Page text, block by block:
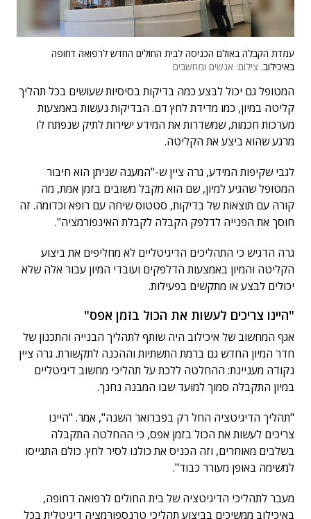
עמדת הקבלה באולם הכניסה לבית החולים החדש לרפואה דחופה
באיכילוב. צילום: אנשים ומחשבים
המטופל גם יכול לבצע כמה בדיקות בסיסיות שעושים בכל תהליך
קליטה במיון, כמו מדידת לחץ דם. הבדיקות נעשות באמצעות
מערכות חכמות, שמשדרות את המידע ישירות לתיק שנפתח לו
מרגע שהוא ביצע את הקליטה.
לגבי שקיפות המידע, גרה ציין ש-"המענה שניתן הוא חיבור
המטופל שהגיע למיון, שם הוא מקבל משובים בזמן אמת, מה
קורה עם תוצאות של בדיקות, סטטוס שיחה עם רופא וכדומה. זה
חוסך את הפנייה לדלפק הקבלה לקבלת האינפורמציה".
גרה הדגיש כי התהליכים הדיגיטליים לא מחליפים את ביצוע
הקליטה והמיון באמצעות הדלפקים ועובדי המיון עבור אלה שלא
יכולים לבצע או מתקשים בפעילות.
"היינו צריכים לעשות את הכול בזמן אפס"
אגף המחשוב של איכילוב היה שותף לתהליך הבנייה והתכנון של
חדר המיון החדש גם ברמת התשתיות וההכנה לתקשורת. גרה ציין
נקודה מעניינת: ההחלטה ללכת על תהליכי מחשוב דיגיטליים
במיון התקבלה סמוך למועד שבו המבנה נחנך.
"תהליך הדיגיטציה החל רק בפברואר השנה", אמר. "היינו
צריכים לעשות את הכול בזמן אפס, כי ההחלטה התקבלה
בשלבים מאוחרים, וזה הכניס את כולנו לסיר לחץ. כולם התגייסו
למשימה באופן מעורר כבוד".
מעבר לתהליכי הדיגיטציה של בית החולים לרפואה דחופה,
באיכילוב ממשיכים בביצוע תהליכי טרנספורמציה דיגיטלית בכל